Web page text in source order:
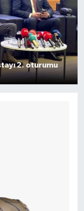
2. oturumu